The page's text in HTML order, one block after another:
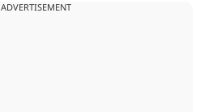
ADVERTISEMENT